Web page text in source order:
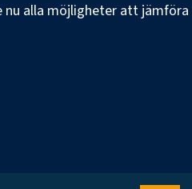
alla möjligheter att jämföra